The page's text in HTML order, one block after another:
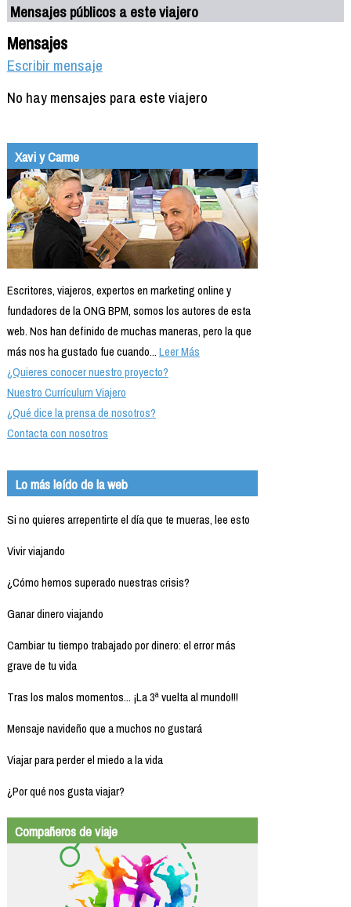
Mensajes públicos a este viajero
Mensajes
Escribir mensaje
No hay mensajes para este viajero
Xavi y Carme
Escritores, viajeros, expertos en marketing online y
fundadores de la ONG BPM, somos los autores de esta
web. Nos han definido de muchas maneras, pero la que
más nos ha gustado fue cuando...Leer Más
¿Quieres conocer nuestro proyecto?
Nuestro Currículum Viajero
¿Qué dice la prensa de nosotros?
Contacta con nosotros
Lo más leído de la web
Si no quieres arrepentirte el día que te mueras, lee esto
Vivir viajando
¿Cómo hemos superado nuestras crisis?
Ganar dinero viajando
Cambiar tu tiempo trabajado por dinero: el error más
grave de tu vida
Tras los malos momentos... ¡La 3ª vuelta al mundo!!!
Mensaje navideño que a muchos no gustará
Viajar para perder el miedo a la vida
¿Por qué nos gusta viajar?
Compañeros de viaje